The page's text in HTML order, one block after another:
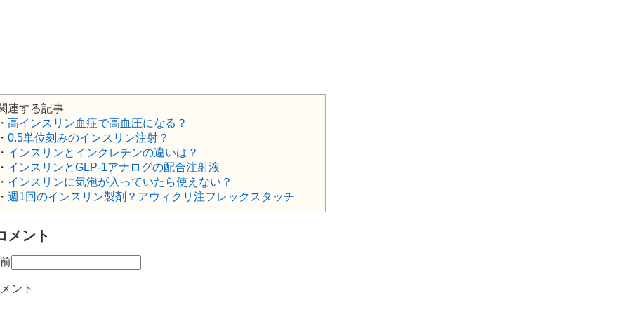
連する記事
高インスリン血症で高血圧になる？
0.5単位刻みのインスリン注射？
インスリンとインクレチンの違いは？
インスリンとGLP-1アナログの配合注射液
インスリンに気泡が入っていたら使えない？
週1回のインスリン製剤？アウィクリ注フレックスタッチ
メント
ント